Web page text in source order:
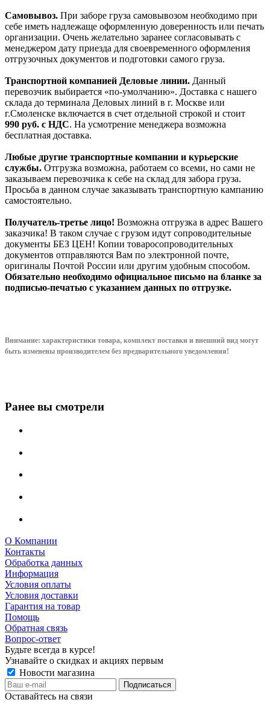
Самовывоз. При заборе груза самовывозом необходимо при
себе иметь надлежаще оформленную доверенность или печать
организации. Очень желательно заранее согласовывать с
менеджером дату приезда для своевременного оформления
отгрузочных документов и подготовки самого груза.
Транспортной компанией Деловые линии. Данный
перевозчик выбирается «по-умолчанию». Доставка с нашего
склада до терминала Деловых линий в г. Москве или
г.Смоленске включается в счет отдельной строкой и стоит
990 руб. с НДС. На усмотрение менеджера возможна
бесплатная доставка.
Любые другие транспортные компании и курьерские
службы. Отгрузка возможна, работаем со всеми, но сами не
заказываем перевозчика к себе на склад для забора груза.
Просьба в данном случае заказывать транспортную кампанию
самостоятельно.
Получатель-третье лицо! Возможна отгрузка в адрес Вашего
заказчика! В таком случае с грузом идут сопроводительные
документы БЕЗ ЦЕН! Копии товаросопроводительных
документов отправляются Вам по электронной почте,
оригиналы Почтой России или другим удобным способом.
Обязательно необходимо официальное письмо на бланке за
подписью-печатью с указанием данных по отгрузке.
Внимание: характеристики товара, комплект поставки и внешний вид могут
быть изменены производителем без предварительного уведомления!
Ранее вы смотрели
О Компании
Контакты
Обработка данных
Информация
Условия оплаты
Условия доставки
Гарантия на товар
Помощь
Обратная связь
Вопрос-ответ
Будьте всегда в курсе!
Узнавайте о скидках и акциях первым
Новости магазина
Оставайтесь на связи